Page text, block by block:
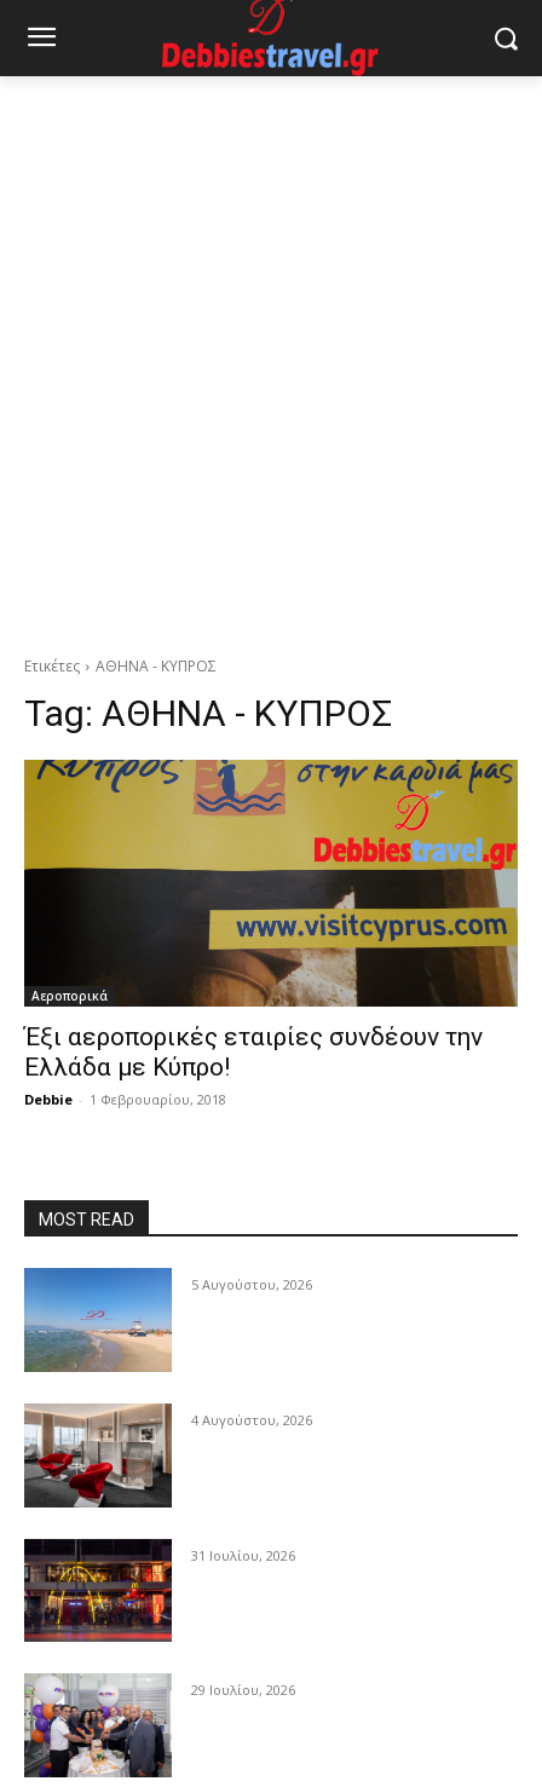
Ετικέτες ΑΘΗΝΑ - ΚΥΠΡΟΣ
Tag: ΑΘΗΝΑ - ΚΥΠΡΟΣ
Αεροπορικά
Έξι αεροπορικές εταιρίες συνδέουν την
Ελλάδα με Κύπρο!
Debbie - 1 Φεβρουαρίου, 2018
MOST READ
5 Αυγούστου, 2026
4 Αυγούστου, 2026
31 Ιουλίου, 2026
29 Ιουλίου, 2026